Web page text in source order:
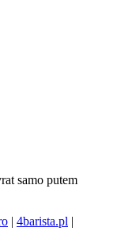
samo putem
| 4barista.pl |